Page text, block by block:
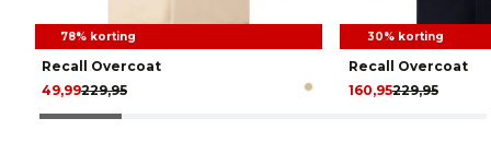
78% korting
Recall Overcoat
229,95
49,99
30% korting
Recall Overcoat
229,95
160,95